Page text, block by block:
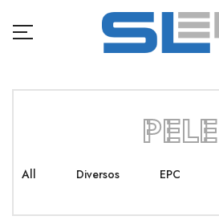
PELE
All Diversos EPC